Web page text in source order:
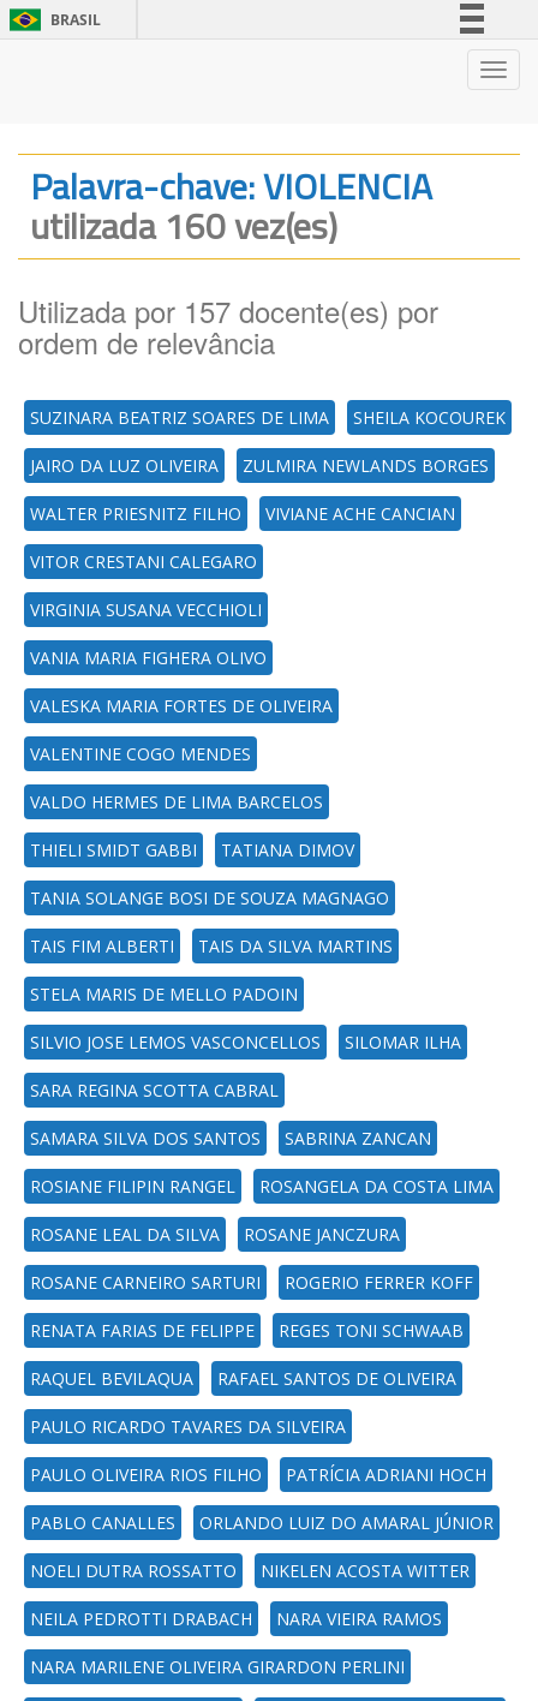
BRASIL
Legislação
Palavra-chave: VIOLENCIA
utilizada 160 vez(es)
Utilizada por 157 docente(es) por
ordem de relevância
SUZINARA BEATRIZ SOARES DE LIMA SHEILA KOCOUREK
JAIRO DA LUZ OLIVEIRA ZULMIRA NEWLANDS BORGES
WALTER PRIESNITZ FILHO VIVIANE ACHE CANCIAN
VITOR CRESTANI CALEGARO
VIRGINIA SUSANA VECCHIOLI
VANIA MARIA FIGHERA OLIVO
VALESKA MARIA FORTES DE OLIVEIRA
VALENTINE COGO MENDES
VALDO HERMES DE LIMA BARCELOS
THIELI SMIDT GABBI TATIANA DIMOV
TANIA SOLANGE BOSI DE SOUZA MAGNAGO
TAIS FIM ALBERTI TAIS DA SILVA MARTINS
STELA MARIS DE MELLO PADOIN
SILVIO JOSE LEMOS VASCONCELLOS SILOMAR ILHA
SARA REGINA SCOTTA CABRAL
SAMARA SILVA DOS SANTOS SABRINA ZANCAN
ROSIANE FILIPIN RANGEL ROSANGELA DA COSTA LIMA
ROSANE LEAL DA SILVA ROSANE JANCZURA
ROSANE CARNEIRO SARTURI ROGERIO FERRER KOFF
RENATA FARIAS DE FELIPPE REGES TONI SCHWAAB
RAQUEL BEVILAQUA RAFAEL SANTOS DE OLIVEIRA
PAULO RICARDO TAVARES DA SILVEIRA
PAULO OLIVEIRA RIOS FILHO PATRÍCIA ADRIANI HOCH
PABLO CANALLES ORLANDO LUIZ DO AMARAL JÚNIOR
NOELI DUTRA ROSSATTO NIKELEN ACOSTA WITTER
NEILA PEDROTTI DRABACH NARA VIEIRA RAMOS
NARA MARILENE OLIVEIRA GIRARDON PERLINI